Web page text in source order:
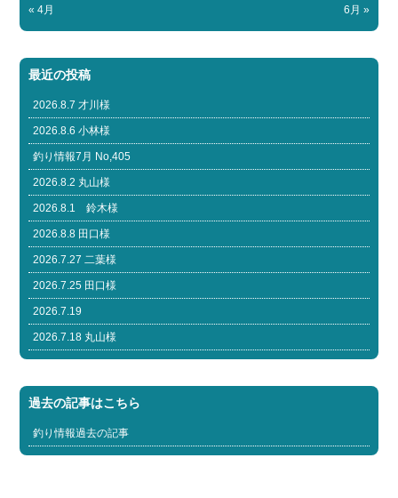
« 4月
6月 »
最近の投稿
2026.8.7 才川様
2026.8.6 小林様
釣り情報7月 No,405
2026.8.2 丸山様
2026.8.1 鈴木様
2026.8.8 田口様
2026.7.27 二葉様
2026.7.25 田口様
2026.7.19
2026.7.18 丸山様
過去の記事はこちら
釣り情報過去の記事